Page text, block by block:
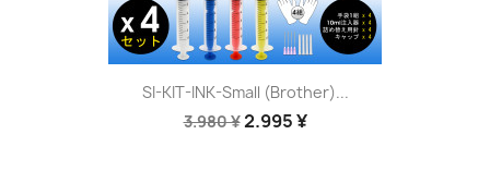
SI-KIT-INK-Small (Brother)...
3.980 ¥2.995 ¥